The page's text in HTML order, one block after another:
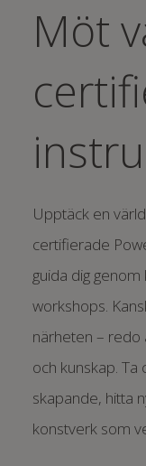
Möt
Upptäck en
certifierade
guida dig
workshops.
närheten – redo
och kunskap. Ta
skapande, hitta
konstverk som